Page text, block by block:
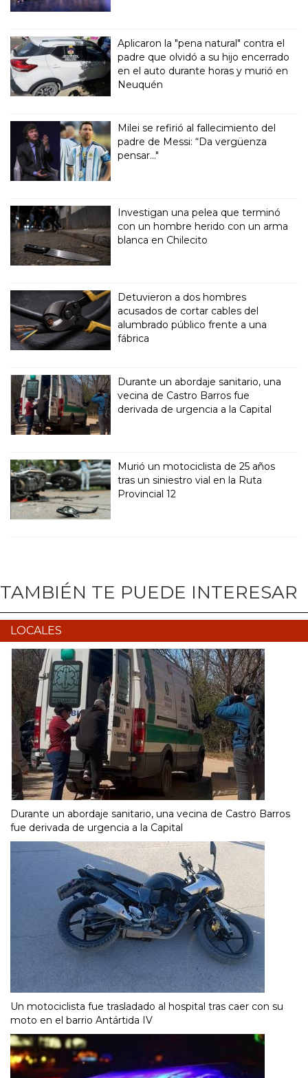
Aplicaron la "pena natural" contra el
padre que olvidó a su hijo encerrado
en el auto durante horas y murió en
Neuquén
Milei se refirió al fallecimiento del
padre de Messi: “Da vergüenza
pensar..."
Investigan una pelea que terminó
con un hombre herido con un arma
blanca en Chilecito
Detuvieron a dos hombres
acusados de cortar cables del
alumbrado público frente a una
fábrica
Durante un abordaje sanitario, una
vecina de Castro Barros fue
derivada de urgencia a la Capital
Murió un motociclista de 25 años
tras un siniestro vial en la Ruta
Provincial 12
TAMBIÉN TE PUEDE INTERESAR
LOCALES
Durante un abordaje sanitario, una vecina de Castro Barros
fue derivada de urgencia a la Capital
Un motociclista fue trasladado al hospital tras caer con su
moto en el barrio Antártida IV